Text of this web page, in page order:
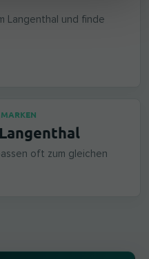
Langenthal und finde
oft zum gleichen